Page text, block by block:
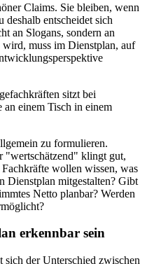
Claims. Sie bleiben, wenn
entscheidet sich
an Slogans, sondern an
muss im Dienstplan, auf
zu formulieren.
klingt gut,
wollen wissen, was
Dienstplan mitgestalten? Gibt
Netto planbar? Werden
erkennbar sein
sich der Unterschied zwischen